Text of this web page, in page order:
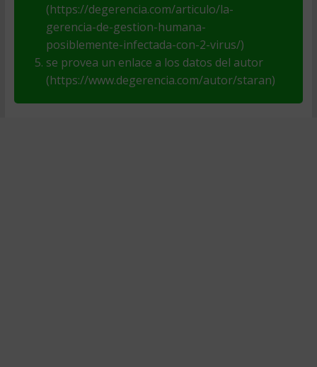
(https://degerencia.com/articulo/la-
gerencia-de-gestion-humana-
posiblemente-infectada-con-2-virus/)
se provea un enlace a los datos del autor
(https://www.degerencia.com/autor/staran)